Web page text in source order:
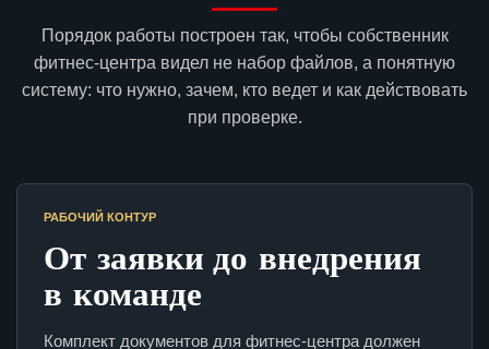
Порядок работы построен так, чтобы собственник
фитнес-центра видел не набор файлов, а понятную
систему: что нужно, зачем, кто ведет и как действовать
при проверке.
РАБОЧИЙ КОНТУР
От заявки до внедрения
в команде
Комплект документов для фитнес-центра должен